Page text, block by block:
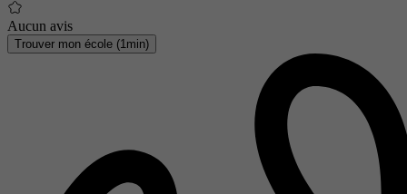
Aucun avis
Trouver mon école (1min)